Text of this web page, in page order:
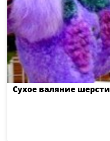
Сухое валяние шерсти